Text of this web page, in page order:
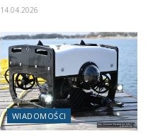
14.04.2026
WIADOMOŚCI